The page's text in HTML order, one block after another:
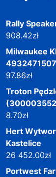
Rally
908.42zł
Milwaukee
4932471507
97.86zł
Troton
8.70zł
Hert
Kastelice
26 452.00zł
Portwest